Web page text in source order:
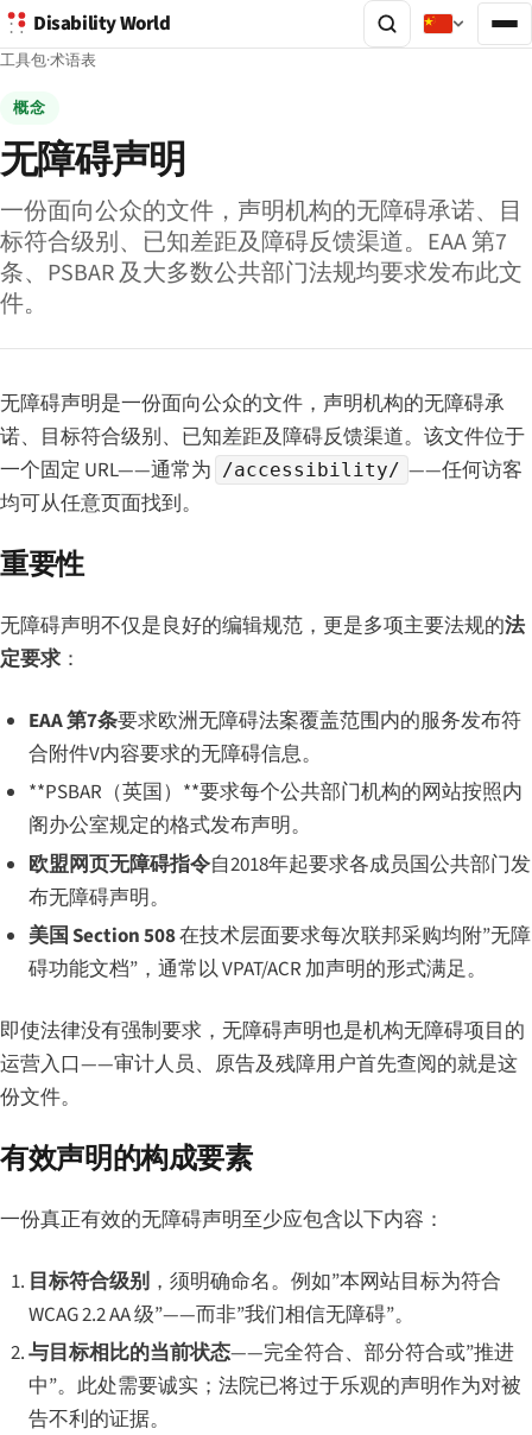
Disability World
工具包·术语表
概念
无障碍声明
一份面向公众的文件，声明机构的无障碍承诺、目
标符合级别、已知差距及障碍反馈渠道。EAA 第7
条、PSBAR 及大多数公共部门法规均要求发布此文
件。
无障碍声明是一份面向公众的文件，声明机构的无障碍承
诺、目标符合级别、已知差距及障碍反馈渠道。该文件位于
一个固定 URL——通常为 /accessibility/ ——任何访客
均可从任意页面找到。
重要性
无障碍声明不仅是良好的编辑规范，更是多项主要法规的法
定要求 ：
EAA 第7条要求欧洲无障碍法案覆盖范围内的服务发布符
合附件V内容要求的无障碍信息。
**PSBAR（英国）**要求每个公共部门机构的网站按照内
阁办公室规定的格式发布声明。
欧盟网页无障碍指令自2018年起要求各成员国公共部门发
布无障碍声明。
美国 Section 508在技术层面要求每次联邦采购均附”无障
碍功能文档”，通常以 VPAT/ACR 加声明的形式满足。
即使法律没有强制要求，无障碍声明也是机构无障碍项目的
运营入口——审计人员、原告及残障用户首先查阅的就是这
份文件。
有效声明的构成要素
一份真正有效的无障碍声明至少应包含以下内容：
目标符合级别，须明确命名。例如”本网站目标为符合
WCAG 2.2 AA 级”——而非”我们相信无障碍”。
与目标相比的当前状态——完全符合、部分符合或”推进
中”。此处需要诚实；法院已将过于乐观的声明作为对被
告不利的证据。